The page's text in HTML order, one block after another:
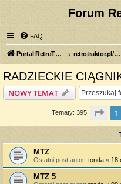
Forum
FAQ
Portal RetroTRAKTOR.pl retrotraktor.pl/forum
RADZIECKIE
NOWY TEMAT
Tematy: 395 1
MTZ
Ostatni post autor: tonda « 18
MTZ 5